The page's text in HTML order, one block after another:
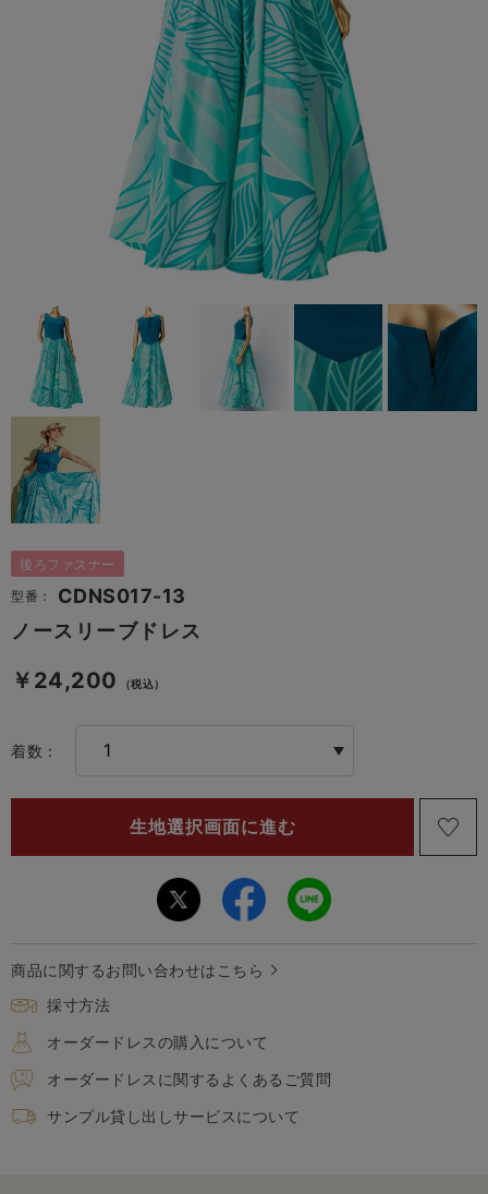
後ろファスナー
型番：
CDNS017-13
ノースリーブドレス
￥24,200 （税込）
着数：
商品に関するお問い合わせはこちら
採寸方法
オーダードレスの購入について
オーダードレスに関するよくあるご質問
サンプル貸し出しサービスについて